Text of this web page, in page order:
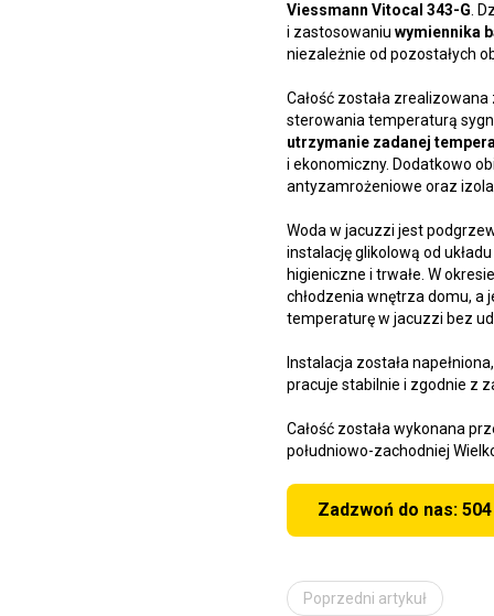
Viessmann Vitocal 343-G .
i zastosowaniu wymiennika
niezależnie od pozostałych
Całość została
sterowania temperaturą
utrzymanie zadanej
i ekonomiczny. Dodatkowo
antyzamrożeniowe oraz
Woda w jacuzzi jest
instalację glikolową od
higieniczne i trwałe. W
chłodzenia wnętrza domu,
temperaturę w jacuzzi bez
Instalacja została
pracuje stabilnie i zgodnie z
Całość została wykonana
południowo-zachodniej
Zadzwoń do nas:
Poprzedni artykuł